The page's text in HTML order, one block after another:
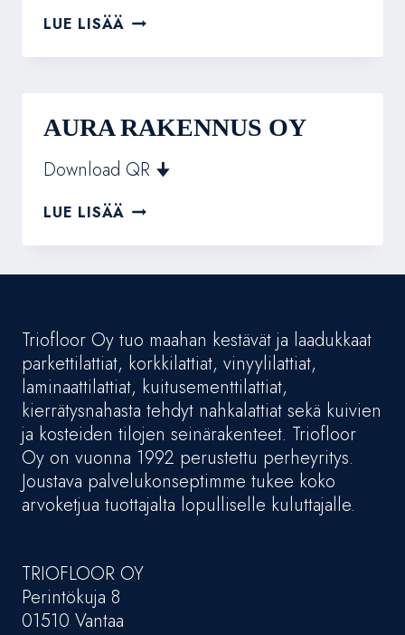
LUE LISÄÄ NYCON
AURA RAKENNUS OY
Download QR 🠋
LUE LISÄÄ AURA
OY
Triofloor Oy tuo maahan kestävät ja laadukkaat
parkettilattiat, korkkilattiat, vinyylilattiat,
laminaattilattiat, kuitusementtilattiat,
kierrätysnahasta tehdyt nahkalattiat sekä kuivien
ja kosteiden tilojen seinärakenteet. Triofloor
Oy on vuonna 1992 perustettu perheyritys.
Joustava palvelukonseptimme tukee koko
arvoketjua tuottajalta lopulliselle kuluttajalle.
TRIOFLOOR OY
Perintökuja 8
01510 Vantaa